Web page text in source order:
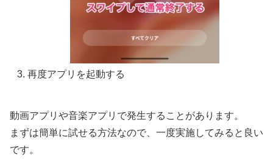
再度アプリを起動する
動画アプリや音楽アプリで発生することがあります。
まずは簡単に試せる方法なので、一度実施してみると良い
です。